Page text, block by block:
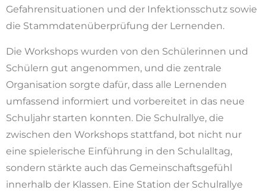
Gefahrensituationen und der Infektionsschutz sowie
die Stammdatenüberprüfung der Lernenden.
Die Workshops wurden von den Schülerinnen und
Schülern gut angenommen, und die zentrale
Organisation sorgte dafür, dass alle Lernenden
umfassend informiert und vorbereitet in das neue
Schuljahr starten konnten. Die Schulrallye, die
zwischen den Workshops stattfand, bot nicht nur
eine spielerische Einführung in den Schulalltag,
sondern stärkte auch das Gemeinschaftsgefühl
innerhalb der Klassen. Eine Station der Schulrallye